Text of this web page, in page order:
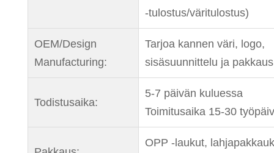
-tulostus/väritulostus)
OEM/Design
Manufacturing:
Tarjoa kannen väri, logo,
sisäsuunnittelu ja
Todistusaika:
5-7 päivän kuluessa
Toimitusaika 15-30
OPP -laukut,